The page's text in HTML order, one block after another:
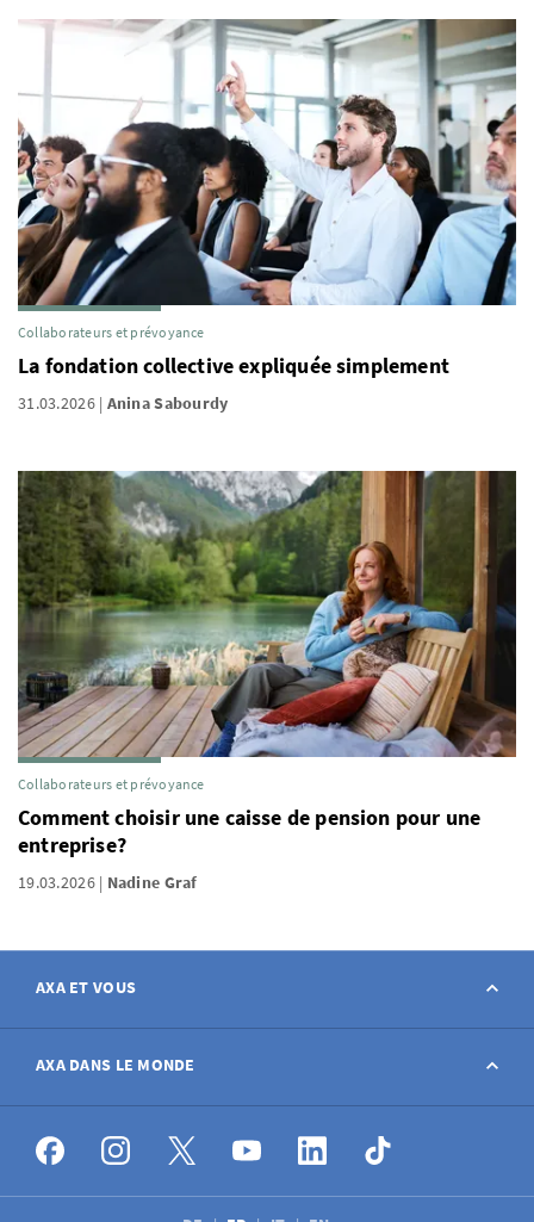
Collaborateurs et prévoyance
La fondation collective expliquée simplement
31.03.2026 Anina Sabourdy
Collaborateurs et prévoyance
Comment choisir une caisse de pension pour une
entreprise?
19.03.2026 Nadine Graf
AXA ET VOUS
Contact
Déclarer sinistre
Postes à pourvoir
AXA DANS LE MONDE
AXA dans le monde